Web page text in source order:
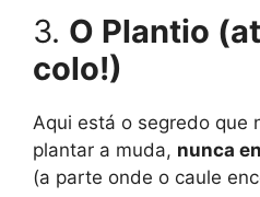
3. O Plantio
colo!)
Aqui está o segredo que
plantar a muda, nunca
(a parte onde o caule